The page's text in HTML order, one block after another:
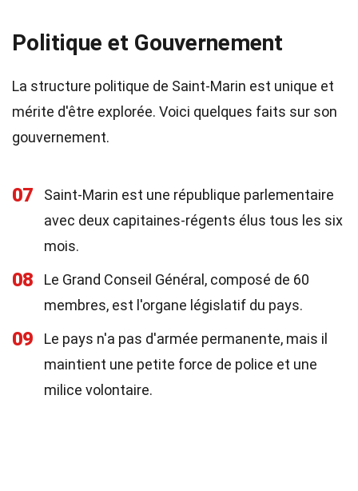
Politique et Gouvernement
La structure politique de Saint-Marin est unique et
mérite d'être explorée. Voici quelques faits sur son
gouvernement.
07
Saint-Marin est une république parlementaire
avec deux capitaines-régents élus tous les six
mois.
08
Le Grand Conseil Général, composé de 60
membres, est l'organe législatif du pays.
09
Le pays n'a pas d'armée permanente, mais il
maintient une petite force de police et une
milice volontaire.